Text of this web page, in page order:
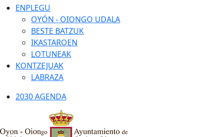
ENPLEGU
OYÓN - OIONGO UDALA
BESTE BATZUK
IKASTAROEN
LOTUNEAK
KONTZEJUAK
LABRAZA
2030 AGENDA